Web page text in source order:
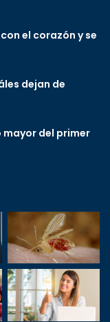
el corazón y se
dejan de
mayor del primer